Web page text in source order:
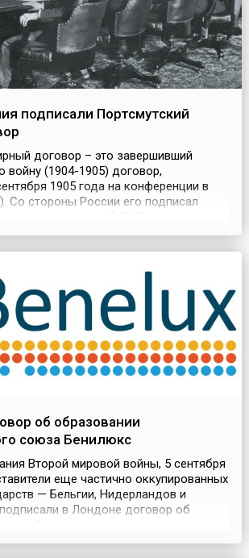
подписали Портсмутский
договор – это завершивший
войну (1904-1905) договор,
1905 года на конференции в
Со стороны России его подписал
Японии – министр
войну Япония довольно быстро
– б...
об образовании
союза Бенилюкс
Второй мировой войны, 5 сентября
еще частично оккупированных
— Бельгии, Нидерландов и
в Лондоне договор об
(Benelux) — сокращенное